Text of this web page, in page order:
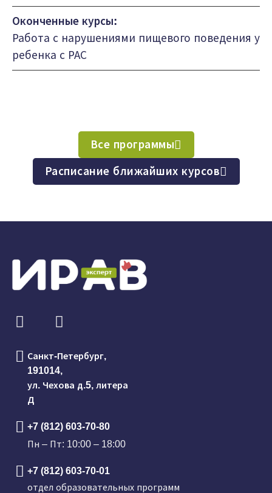
Оконченные курсы:
Работа с нарушениями пищевого поведения у
ребенка с РАС
Все программы
Расписание ближайших курсов
Санкт-Петербург,
191014,
ул. Чехова д.5, литера
Д
+7 (812) 603-70-80
Пн – Пт: 10:00 – 18:00
+7 (812) 603-70-01
отдел образовательных программ